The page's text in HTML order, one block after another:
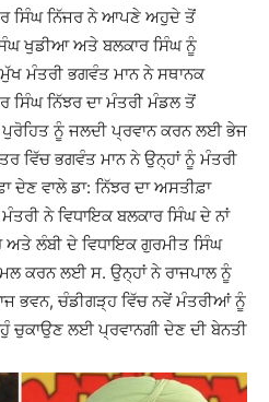
ਸਿੰਘ ਨਿੱਜਰ ਨੇ ਆਪਣੇ ਅਹੁਦੇ ਤੋਂ
ਖੁਡੀਆ ਅਤੇ ਬਲਕਾਰ ਸਿੰਘ ਨੂੰ
ਮੰਤਰੀ ਭਗਵੰਤ ਮਾਨ ਨੇ ਸਥਾਨਕ
ਸਿੰਘ ਨਿੱਝਰ ਦਾ ਮੰਤਰੀ ਮੰਡਲ ਤੋਂ
ਪੁਰੋਹਿਤ ਨੂੰ ਜਲਦੀ ਪ੍ਰਵਾਨ ਕਰਨ ਲਈ ਭੇਜ
ਵਿੱਚ ਭਗਵੰਤ ਮਾਨ ਨੇ ਉਨ੍ਹਾਂ ਨੂੰ ਮੰਤਰੀ
ਦੇਣ ਵਾਲੇ ਡਾ: ਨਿੱਝਰ ਦਾ ਅਸਤੀਫ਼ਾ
ਨੇ ਵਿਧਾਇਕ ਬਲਕਾਰ ਸਿੰਘ ਦੇ ਨਾਂ
ਅਤੇ ਲੰਬੀ ਦੇ ਵਿਧਾਇਕ ਗੁਰਮੀਤ ਸਿੰਘ
ਕਰਨ ਲਈ ਸ. ਉਨ੍ਹਾਂ ਨੇ ਰਾਜਪਾਲ ਨੂੰ
ਭਵਨ, ਚੰਡੀਗੜ੍ਹ ਵਿੱਚ ਨਵੇਂ ਮੰਤਰੀਆਂ ਨੂੰ
ਲਈ ਪ੍ਰਵਾਨਗੀ ਦੇਣ ਦੀ ਬੇਨਤੀ